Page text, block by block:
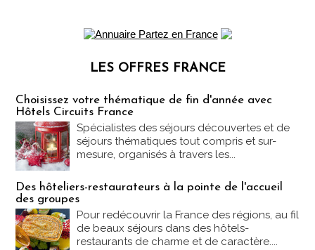
LES OFFRES FRANCE
Choisissez votre thématique de fin d'année avec
Hôtels Circuits France
Spécialistes des séjours découvertes et de
séjours thématiques tout compris et sur-
mesure, organisés à travers les...
Des hôteliers-restaurateurs à la pointe de l'accueil
des groupes
Pour redécouvrir la France des régions, au fil
de beaux séjours dans des hôtels-
restaurants de charme et de caractère....